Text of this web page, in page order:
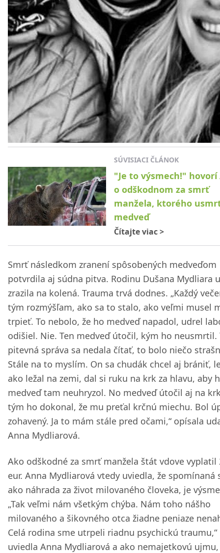
SÚVISIACI ČLÁNOK
"Je to výsmech!" hovorí
o odškodnom za smrť
manžela, ktorého
medveď
Čítajte viac>
Smrť následkom zranení spôsobených medveďom
potvrdila aj súdna pitva. Rodinu Dušana Mydliara
zrazila na kolená. Trauma trvá dodnes. „Každý
tým rozmýšľam, ako sa to stalo, ako veľmi musel
trpieť. To nebolo, že ho medveď napadol, udrel
odišiel. Nie. Ten medveď útočil, kým ho neusmrtil.
pitevná správa sa nedala čítať, to bolo niečo
Stále na to myslím. On sa chudák chcel aj brániť,
ako ležal na zemi, dal si ruku na krk za hlavu, aby
medveď tam neuhryzol. No medveď útočil aj na
tým ho dokonal, že mu preťal krčnú miechu. Bol
zohavený. Ja to mám stále pred očami,“ opísala
Anna Mydliarová.
Ako odškodné za smrť manžela štát vdove vyplatil
eur. Anna Mydliarová vtedy uviedla, že spomínaná
ako náhrada za život milovaného človeka, je
„Tak veľmi nám všetkým chýba. Nám toho nášho
milovaného a šikovného otca žiadne peniaze
Celá rodina sme utrpeli riadnu psychickú traumu,“
uviedla Anna Mydliarová a ako nemajetkovú